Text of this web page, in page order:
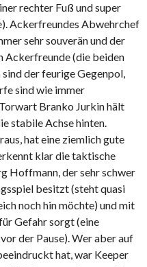
rechter Fuß und super
Ackerfreundes Abwehrchef
sehr souverän und der
Ackerfreunde (die beiden
der feurige Gegenpol,
sind wie immer
Branko Jurkin hält
stabile Achse hinten.
hat eine ziemlich gute
klar die taktische
Hoffmann, der sehr schwer
besitzt (steht quasi
noch hin möchte) und mit
Gefahr sorgt (eine
der Pause). Wer aber auf
hat, war Keeper